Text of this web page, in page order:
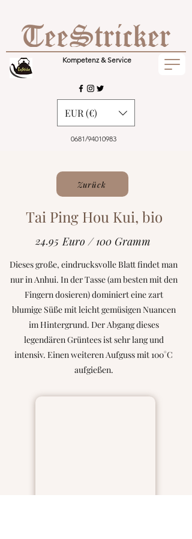
Kompetenz & Service
0681/94010983
EUR (€)
Zurück
Tai Ping Hou Kui, bio
24.95 Euro / 100 Gramm
Dieses große, eindrucksvolle Blatt findet man
nur in Anhui. In der Tasse (am besten mit den
Fingern dosieren) dominiert eine zart
blumige Süße mit leicht gemüsigen Nuancen
im Hintergrund. Der Abgang dieses
legendären Grüntees ist sehr lang und
intensiv. Einen weiteren Aufguss mit 100°C
aufgießen.